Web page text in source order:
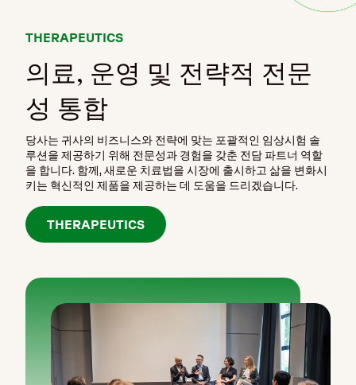
THERAPEUTICS
의료, 운영 및 전략적 전문
성 통합
당사는 귀사의 비즈니스와 전략에 맞는 포괄적인 임상시험 솔
루션을 제공하기 위해 전문성과 경험을 갖춘 전담 파트너 역할
을 합니다. 함께, 새로운 치료법을 시장에 출시하고 삶을 변화시
키는 혁신적인 제품을 제공하는 데 도움을 드리겠습니다.
THERAPEUTICS